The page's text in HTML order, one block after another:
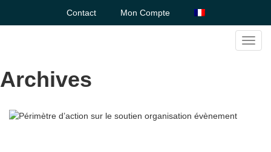
Contact Mon Compte
Archives